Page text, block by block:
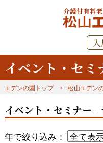
介護付有料
イベント・セミ
エデンの園トップ 松山エデン
イベント・セミナー
年で絞り込み：